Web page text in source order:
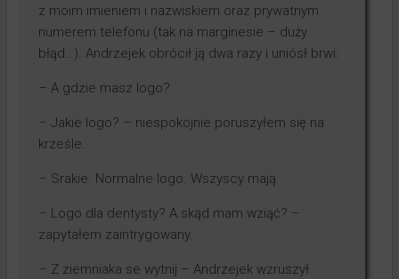
z moim imieniem i nazwiskiem oraz prywatnym
numerem telefonu (tak na marginesie – duży
błąd…). Andrzejek obrócił ją dwa razy i uniósł brwi:
– A gdzie masz logo?
– Jakie logo? – niespokojnie poruszyłem się na
krześle.
– Srakie. Normalne logo. Wszyscy mają.
– Logo dla dentysty? A skąd mam wziąć? –
zapytałem zaintrygowany.
– Z ziemniaka se wytnij – Andrzejek wzruszył